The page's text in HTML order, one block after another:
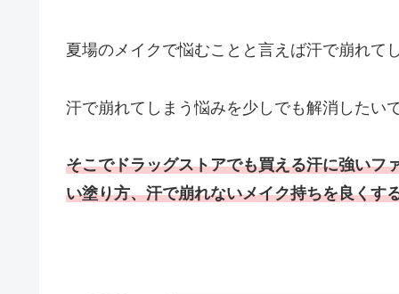
夏場のメイクで悩むことと言えば汗で崩れて
汗で崩れてしまう悩みを少しでも解消したい
そこでドラッグストアでも買える汗に強いフ
い塗り方、汗で崩れないメイク持ちを良くす